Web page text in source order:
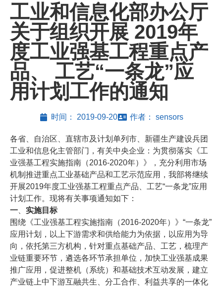
工业和信息化部办公厅
关于组织开展 2019年
度工业强基工程重点产
品、 工艺“一条龙”应
用计划工作的通知
时间： 2019-09-20 作者： sensors
各省、自治区、直辖市及计划单列市、新疆生产建设兵团
工业和信息化主管部门，有关中央企业：为贯彻落实《工
业强基工程实施指南（2016-2020年）》，充分利用市场
机制推进重点工业基础产品和工艺示范应用，我部将继续
开展2019年度工业强基工程重点产品、工艺“一条龙”应用
计划工作。现将有关事项通知如下：
一
实施目标
围绕《工业强基工程实施指南（2016-2020年）》“一条龙”
应用计划，以上下游需求和供给能力为依据，以应用为导
向，依托第三方机构，针对重点基础产品、工艺，梳理产
业链重要环节，遴选各环节承担单位，加快工业强基成果
推广应用，促进整机（系统）和基础技术互动发展，建立
产业链上中下游互融共生、分工合作、利益共享的一体化